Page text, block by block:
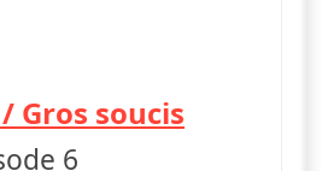
Gros soucis
6